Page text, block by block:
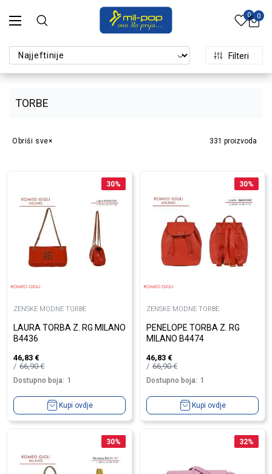
0 0
TORBE
Filteri
331 proizvoda
Obriši sve
30%
ZENSKE MODNE TORBE
LAURA TORBA Z. RG MILANO
B4436
46,83 €
66,90€
Dostupno boja: 1
Kupi ovdje
30%
ZENSKE MODNE TORBE
PENELOPE TORBA Z. RG
MILANO B4474
46,83 €
66,90€
Dostupno boja: 1
Kupi ovdje
30% 32%